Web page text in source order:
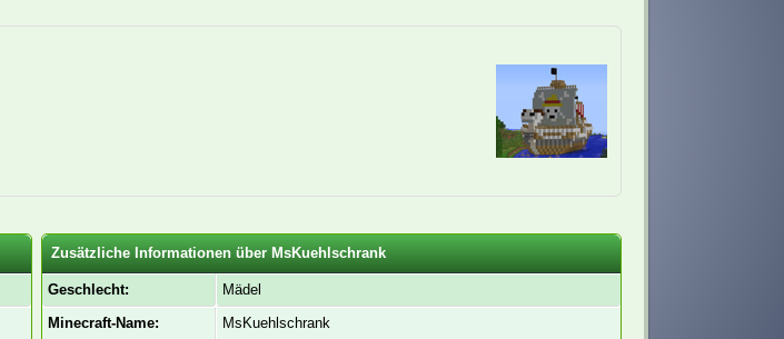
Zusätzliche Informationen über MsKuehlschrank
Geschlecht:
Mädel
Minecraft-Name:
MsKuehlschrank